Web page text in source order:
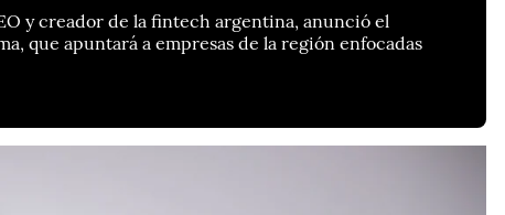
y creador de la fintech argentina, anunció el
que apuntará a empresas de la región enfocadas